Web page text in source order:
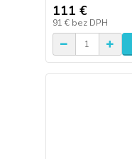
111 €
91 € bez DPH